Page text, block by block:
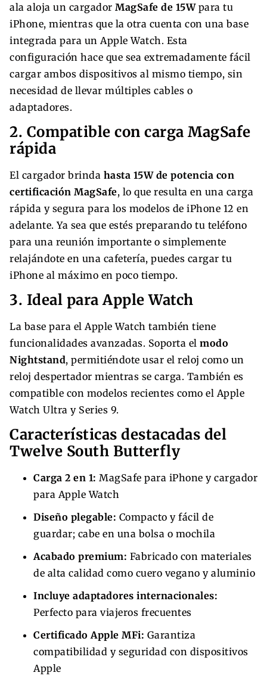
ala aloja un cargador MagSafe de 15Wpara tu
iPhone, mientras que la otra cuenta con una base
integrada para un Apple Watch. Esta
configuración hace que sea extremadamente fácil
cargar ambos dispositivos al mismo tiempo, sin
necesidad de llevar múltiples cables o
adaptadores.
2. Compatible con carga MagSafe
rápida
El cargador brinda hasta 15W de potencia con
certificación MagSafe, lo que resulta en una carga
rápida y segura para los modelos de iPhone 12 en
adelante. Ya sea que estés preparando tu teléfono
para una reunión importante o simplemente
relajándote en una cafetería, puedes cargar tu
iPhone al máximo en poco tiempo.
3. Ideal para Apple Watch
La base para el Apple Watch también tiene
funcionalidades avanzadas. Soporta el modo
Nightstand, permitiéndote usar el reloj como un
reloj despertador mientras se carga. También es
compatible con modelos recientes como el Apple
Watch Ultra y Series 9.
Características destacadas del
Twelve South Butterfly
Carga 2 en 1: MagSafe para iPhone y cargador
para Apple Watch
Diseño plegable: Compacto y fácil de
guardar; cabe en una bolsa o mochila
Acabado premium: Fabricado con materiales
de alta calidad como cuero vegano y aluminio
Incluye adaptadores internacionales:
Perfecto para viajeros frecuentes
Certificado Apple MFi: Garantiza
compatibilidad y seguridad con dispositivos
Apple